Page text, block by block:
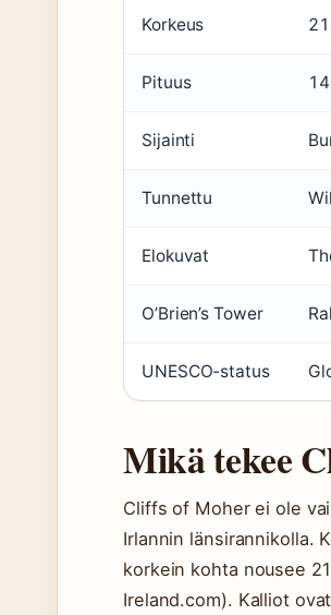
Korkeus
Pituus
Sijainti
Tunnettu
Elokuvat
O’Brien’s Tower
UNESCO-status
Mikä tekee
Cliffs of Moher ei ole
Irlannin länsirannikolla.
korkein kohta nousee
Ireland.com). Kalliot